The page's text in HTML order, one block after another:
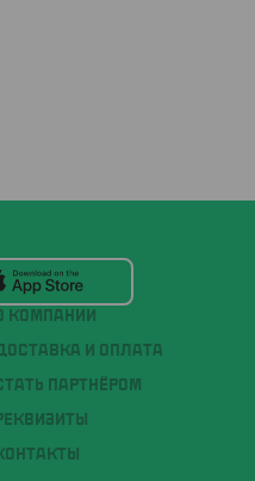
КОМПАНИИ
И ОПЛАТА
ПАРТНЁРОМ